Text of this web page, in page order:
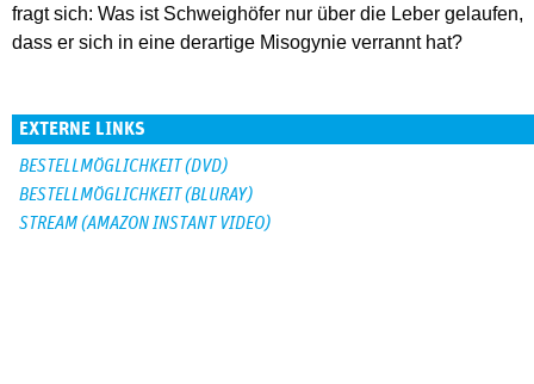
fragt sich: Was ist Schweighöfer nur über die Leber gelaufen,
dass er sich in eine derartige Misogynie verrannt hat?
EXTERNE LINKS
BESTELLMÖGLICHKEIT (DVD)
BESTELLMÖGLICHKEIT (BLURAY)
STREAM (AMAZON INSTANT VIDEO)